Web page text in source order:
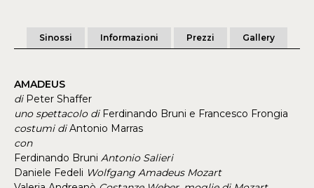
Sinossi Informazioni Prezzi Gallery
AMADEUS
diPeter Shaffer
uno spettacolo diFerdinando Bruni e Francesco Frongia
costumi diAntonio Marras
con
Ferdinando Bruni Antonio Salieri
Daniele Fedeli Wolfgang Amadeus Mozart